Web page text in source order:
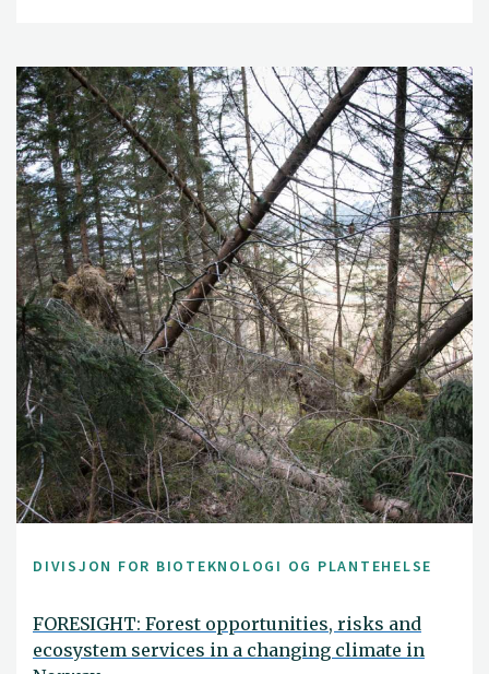
DIVISJON FOR BIOTEKNOLOGI OG PLANTEHELSE
FORESIGHT: Forest opportunities, risks and
ecosystem services in a changing climate in